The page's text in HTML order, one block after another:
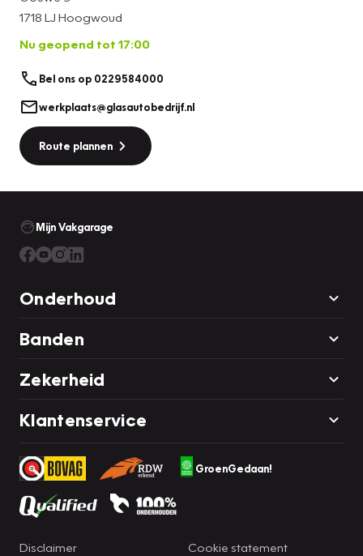
1718 LJ Hoogwoud
Nu geopend tot 17:00
Bel ons op 0229584000
werkplaats@glasautobedrijf.nl
Route plannen
Mijn Vakgarage
Onderhoud
Banden
Zekerheid
Klantenservice
GroenGedaan!
Disclaimer Cookie statement